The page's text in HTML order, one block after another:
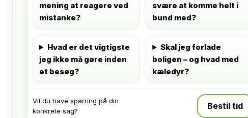
mening at reagere ved
mistanke?
svære at komme helt i
bund med?
Hvad er det vigtigste
jeg ikke må gøre inden
et besøg?
Skal jeg forlade
boligen – og hvad med
kæledyr?
Vil du have sparring på din
konkrete sag?
Bestil tid